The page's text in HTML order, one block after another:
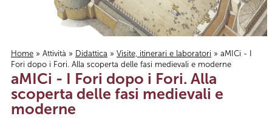
Tu sei qui
Home » Attività » Didattica » Visite, itinerari e laboratori » aMICi - I
Fori dopo i Fori. Alla scoperta delle fasi medievali e moderne
aMICi - I Fori dopo i Fori. Alla
scoperta delle fasi medievali e
moderne